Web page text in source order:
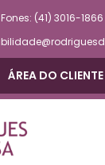
Fones: (41) 3016-1866
ÁREA DO CLIENTE